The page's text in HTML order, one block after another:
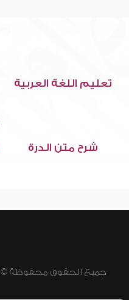
تعليم اللغة العربية
شرح متن الدرة
جميع الحقوق محفوظة © 2026 - 1998 لشبكة إسلام ويب